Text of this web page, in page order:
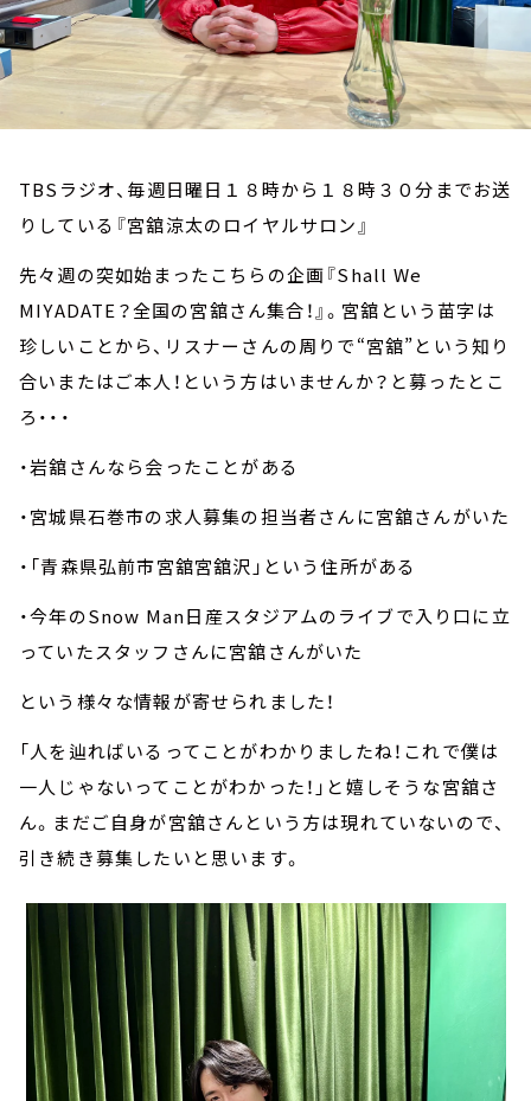
TBSラジオ、毎週日曜日１８時から１８時３０分までお送
りしている『宮舘涼太のロイヤルサロン』
先々週の突如始まったこちらの企画『Shall We
MIYADATE？全国の宮舘さん集合！』。宮舘という苗字は
珍しいことから、リスナーさんの周りで“宮舘”という知り
合いまたはご本人！という方はいませんか？と募ったとこ
ろ・・・
・岩舘さんなら会ったことがある
・宮城県石巻市の求人募集の担当者さんに宮舘さんがいた
・「青森県弘前市宮舘宮舘沢」という住所がある
・今年のSnow Man日産スタジアムのライブで入り口に立
っていたスタッフさんに宮舘さんがいた
という様々な情報が寄せられました！
「人を辿ればいるってことがわかりましたね！これで僕は
一人じゃないってことがわかった！」と嬉しそうな宮舘さ
ん。まだご自身が宮舘さんという方は現れていないので、
引き続き募集したいと思います。